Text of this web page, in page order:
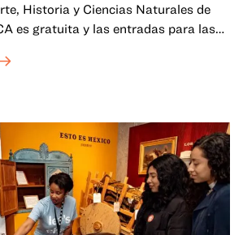
Historia y Ciencias Naturales de
es gratuita y las entradas para las
de 6 $.